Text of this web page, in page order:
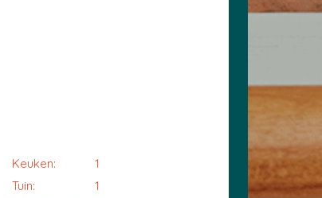
Keuken:
1
Tuin:
1